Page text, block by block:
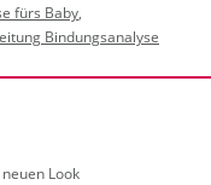
fürs Baby,
Bindungsanalyse
Look